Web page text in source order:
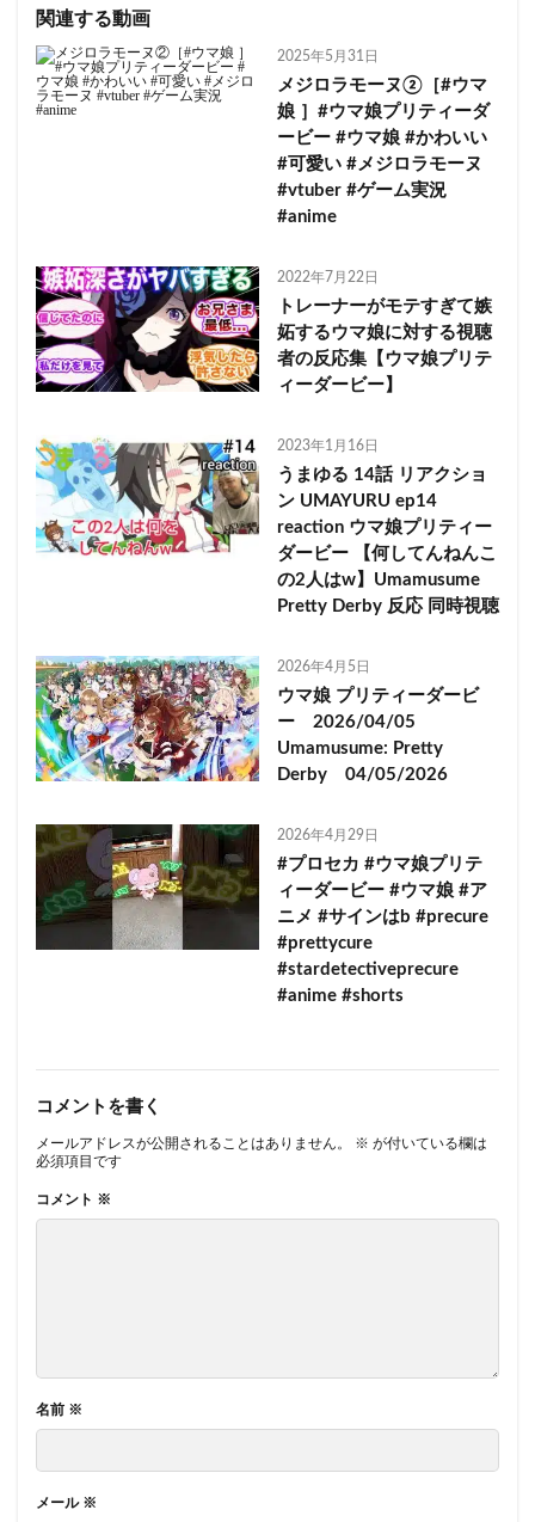
関連する動画
2025年5月31日
メジロラモーヌ②［#ウマ
娘 ］#ウマ娘プリティーダ
ービー #ウマ娘 #かわいい
#可愛い #メジロラモーヌ
#vtuber #ゲーム実況
#anime
2022年7月22日
トレーナーがモテすぎて嫉
妬するウマ娘に対する視聴
者の反応集【ウマ娘プリテ
ィーダービー】
2023年1月16日
うまゆる 14話 リアクショ
ン UMAYURU ep14
reaction ウマ娘プリティー
ダービー 【何してんねんこ
の2人はw】Umamusume
Pretty Derby 反応 同時視聴
2026年4月5日
ウマ娘 プリティーダービ
ー 2026/04/05
Umamusume: Pretty
Derby 04/05/2026
2026年4月29日
#プロセカ #ウマ娘プリテ
ィーダービー #ウマ娘 #ア
ニメ #サインはb #precure
#prettycure
#stardetectiveprecure
#anime #shorts
コメントを書く
メールアドレスが公開されることはありません。 ※ が付いている欄は
必須項目です
コメント ※
名前 ※
メール ※